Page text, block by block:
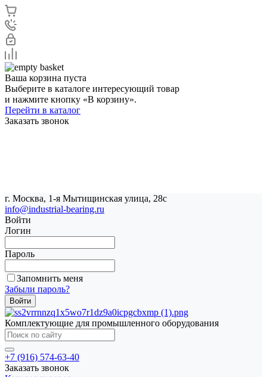
Ваша корзина пуста
Выберите в каталоге интересующий товар
и нажмите кнопку «В корзину».
Перейти в каталог
Заказать звонок
г. Москва, 1-я Мытищинская улица, 28с
info@industrial-bearing.ru
Войти
Логин
Пароль
Запомнить меня
Забыли пароль?
Комплектующие для промышленного оборудования
+7 (916) 574-63-40
Заказать звонок